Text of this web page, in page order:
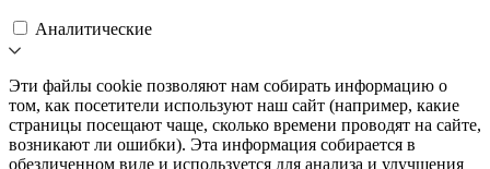
Аналитические
Эти файлы cookie позволяют нам собирать информацию о
том, как посетители используют наш сайт (например, какие
страницы посещают чаще, сколько времени проводят на сайте,
возникают ли ошибки). Эта информация собирается в
обезличенном виде и используется для анализа и улучшения